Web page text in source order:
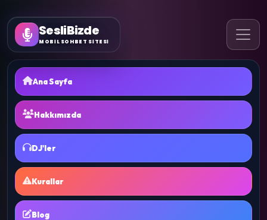
SesliBizde
MOBİL SOHBET SİTESİ
Ana Sayfa
Hakkımızda
DJ'ler
Kurallar
Blog